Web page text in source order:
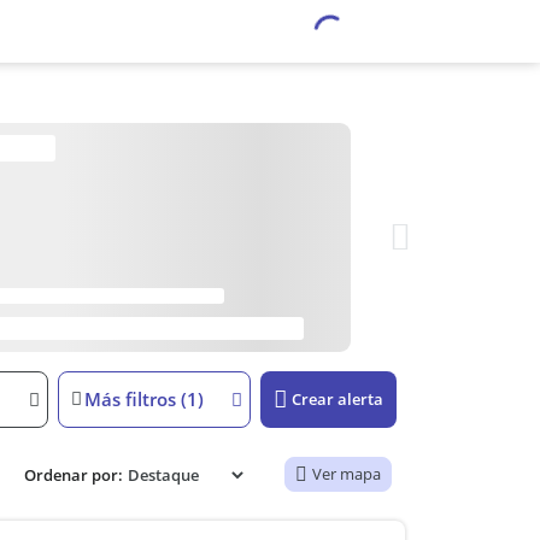
Más filtros (1) Crear alerta
Ordenar por: Ver mapa